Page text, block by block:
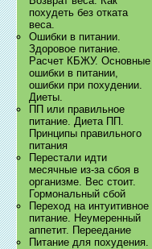
похудеть без отката
веса.
Ошибки в питании.
Здоровое питание.
Расчет КБЖУ. Основные
ошибки в питании,
ошибки при похудении.
Диеты.
ПП или правильное
питание. Диета ПП.
Принципы правильного
питания
Перестали идти
месячные из-за сбоя в
организме. Вес стоит.
Гормональный сбой
Переход на интуитивное
питание. Неумеренный
аппетит. Переедание
Питание для похудения.